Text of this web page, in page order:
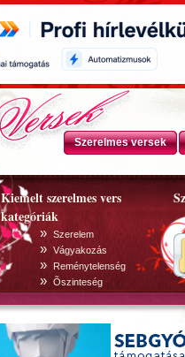
Szerelmes versek
Kiemelt szerelmes vers
kategóriák
» Szerelem
» Vágyakozás
» Reménytelenség
» Õszinteség